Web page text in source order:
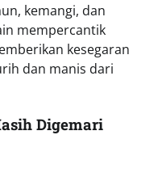
kemangi, dan
mempercantik
kesegaran
dan manis dari
Digemari